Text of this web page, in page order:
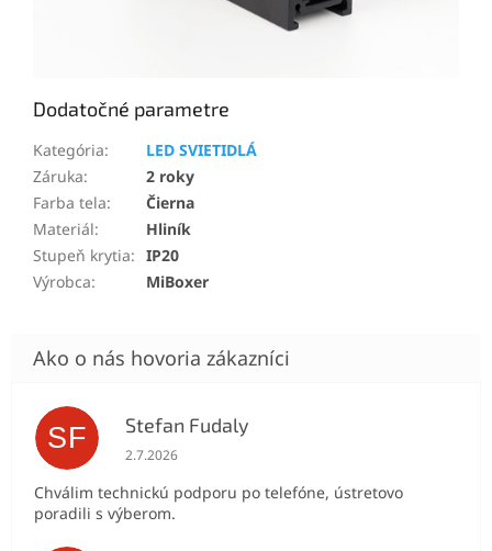
Dodatočné parametre
Kategória:
LED SVIETIDLÁ
Záruka:
2 roky
Farba tela:
Čierna
Materiál:
Hliník
Stupeň krytia: IP20
Výrobca: MiBoxer
SF Stefan Fudaly
Hodnotenie obchodu je 5 z 5 hviezdičiek.
2.7.2026
Chválim technickú podporu po telefóne, ústretovo
poradili s výberom.